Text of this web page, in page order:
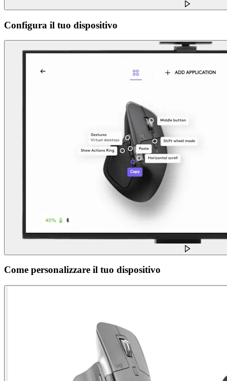
Configura il tuo dispositivo
Come personalizzare il tuo dispositivo